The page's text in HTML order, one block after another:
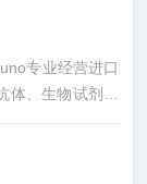
专业经营进口
、生物试剂、
吸附性好，空白